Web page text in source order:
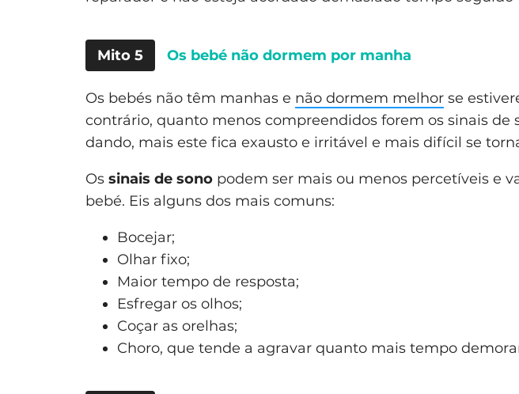
Mito 5 Os bebé não dormem por manha
Os bebés não têm manhas e não dormem melhor se
contrário, quanto menos compreendidos forem os sinais de
dando, mais este fica exausto e irritável e mais difícil se
Os sinais de sono podem ser mais ou menos percetíveis e
bebé. Eis alguns dos mais comuns:
Bocejar;
Olhar fixo;
Maior tempo de resposta;
Esfregar os olhos;
Coçar as orelhas;
Choro, que tende a agravar quanto mais tempo